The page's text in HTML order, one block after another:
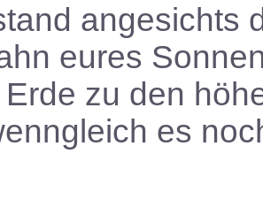
angesichts
eures
zu den
es